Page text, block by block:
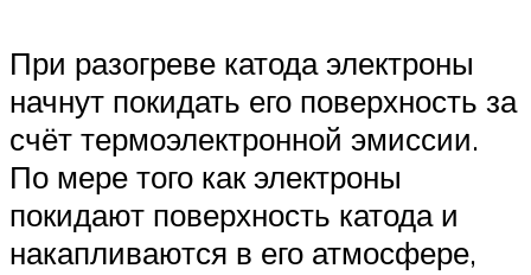
При разогреве катода электроны
начнут покидать его поверхность за
счёт термоэлектронной эмиссии.
По мере того как электроны
покидают поверхность катода и
накапливаются в его атмосфере,